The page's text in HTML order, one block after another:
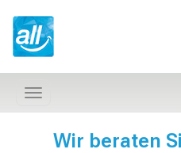
n
a
Navigation
anzeigen
Wir beraten